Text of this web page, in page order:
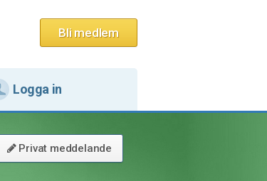
Bli medlem
Logga in
Privat meddelande